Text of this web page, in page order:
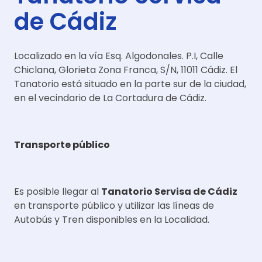
de Cádiz
Localizado en la vía Esq. Algodonales. P.I, Calle
Chiclana, Glorieta Zona Franca, S/N, 11011 Cádiz. El
Tanatorio está situado en la parte sur de la ciudad,
en el vecindario de La Cortadura de Cádiz.
Transporte público
Es posible llegar al Tanatorio Servisa de Cádiz
en transporte público y utilizar las líneas de
Autobús y Tren disponibles en la Localidad.